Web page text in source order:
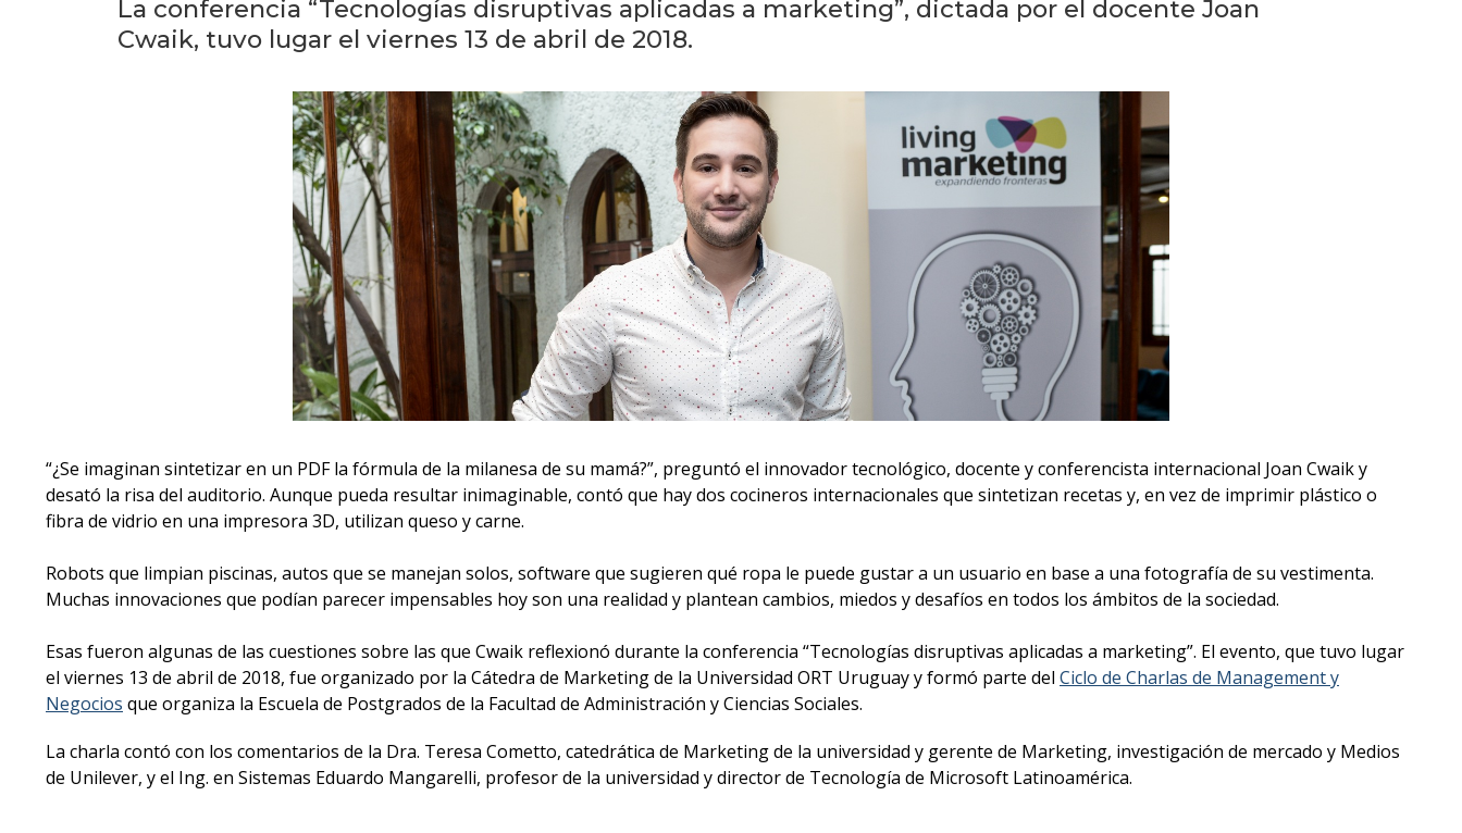
La conferencia “Tecnologías disruptivas aplicadas a marketing”, dictada por el docente Joan
Cwaik, tuvo lugar el viernes 13 de abril de 2018.
“¿Se imaginan sintetizar en un PDF la fórmula de la milanesa de su mamá?”, preguntó el innovador tecnológico, docente y conferencista internacional Joan Cwaik y
desató la risa del auditorio. Aunque pueda resultar inimaginable, contó que hay dos cocineros internacionales que sintetizan recetas y, en vez de imprimir plástico o
fibra de vidrio en una impresora 3D, utilizan queso y carne.
Robots que limpian piscinas, autos que se manejan solos, software que sugieren qué ropa le puede gustar a un usuario en base a una fotografía de su vestimenta.
Muchas innovaciones que podían parecer impensables hoy son una realidad y plantean cambios, miedos y desafíos en todos los ámbitos de la sociedad.
Esas fueron algunas de las cuestiones sobre las que Cwaik reflexionó durante la conferencia “Tecnologías disruptivas aplicadas a marketing”. El evento, que tuvo lugar
el viernes 13 de abril de 2018, fue organizado por la Cátedra de Marketing de la Universidad ORT Uruguay y formó parte del Ciclo de Charlas de Management y
Negocios que organiza la Escuela de Postgrados de la Facultad de Administración y Ciencias Sociales.
La charla contó con los comentarios de la Dra. Teresa Cometto, catedrática de Marketing de la universidad y gerente de Marketing, investigación de mercado y Medios
de Unilever, y el Ing. en Sistemas Eduardo Mangarelli, profesor de la universidad y director de Tecnología de Microsoft Latinoamérica.